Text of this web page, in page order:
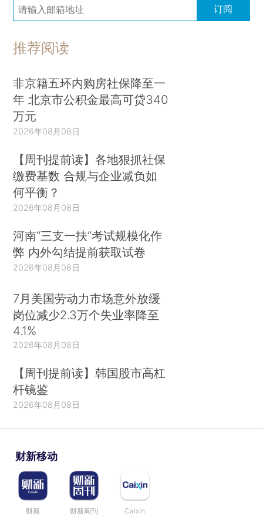
订阅
推荐阅读
非京籍五环内购房社保降至一
年 北京市公积金最高可贷340
万元
2026年08月08日
【周刊提前读】各地狠抓社保
缴费基数 合规与企业减负如
何平衡？
2026年08月08日
河南“三支一扶”考试规模化作
弊 内外勾结提前获取试卷
2026年08月08日
7月美国劳动力市场意外放缓
岗位减少2.3万个失业率降至
4.1%
2026年08月08日
【周刊提前读】韩国股市高杠
杆镜鉴
2026年08月08日
财新移动
财新 财新周刊 Caixin